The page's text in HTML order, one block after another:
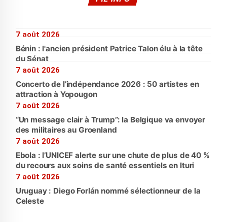
7 août 2026
Bénin : l'ancien président Patrice Talon élu à la tête
du Sénat
7 août 2026
Concerto de l’indépendance 2026 : 50 artistes en
attraction à Yopougon
7 août 2026
“Un message clair à Trump”: la Belgique va envoyer
des militaires au Groenland
7 août 2026
Ebola : l’UNICEF alerte sur une chute de plus de 40 %
du recours aux soins de santé essentiels en Ituri
7 août 2026
Uruguay : Diego Forlán nommé sélectionneur de la
Celeste